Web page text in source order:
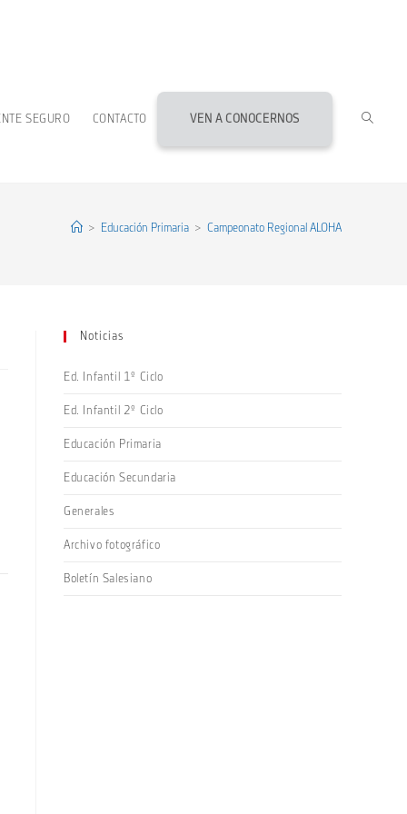
SEGURO CONTACTO VEN A CONOCERNOS
> Educación Primaria > Campeonato Regional ALOHA
Noticias
Ed. Infantil 1º Ciclo
Ed. Infantil 2º Ciclo
Educación Primaria
Educación Secundaria
Generales
Archivo fotográfico
Boletín Salesiano